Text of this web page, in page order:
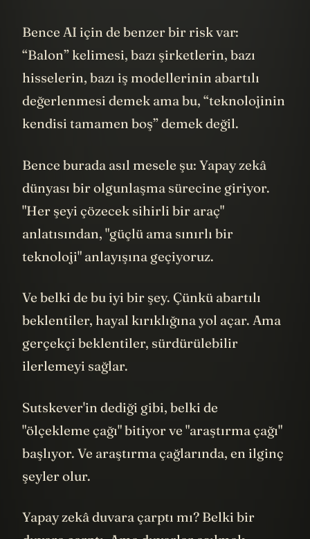
Bence AI için de benzer bir risk var:
“Balon” kelimesi, bazı şirketlerin, bazı
hisselerin, bazı iş modellerinin abartılı
değerlenmesi demek ama bu, “teknolojinin
kendisi tamamen boş” demek değil.
Bence burada asıl mesele şu: Yapay zekâ
dünyası bir olgunlaşma sürecine giriyor.
"Her şeyi çözecek sihirli bir araç"
anlatısından, "güçlü ama sınırlı bir
teknoloji" anlayışına geçiyoruz.
Ve belki de bu iyi bir şey. Çünkü abartılı
beklentiler, hayal kırıklığına yol açar. Ama
gerçekçi beklentiler, sürdürülebilir
ilerlemeyi sağlar.
Sutskever'in dediği gibi, belki de
"ölçekleme çağı" bitiyor ve "araştırma çağı"
başlıyor. Ve araştırma çağlarında, en ilginç
şeyler olur.
Yapay zekâ duvara çarptı mı? Belki bir